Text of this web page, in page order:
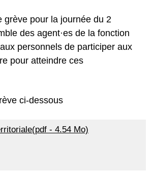
grève pour la journée du 2
des agent·es de la fonction
personnels de participer aux
pour atteindre ces
ci-dessous
- 4.54 Mo)